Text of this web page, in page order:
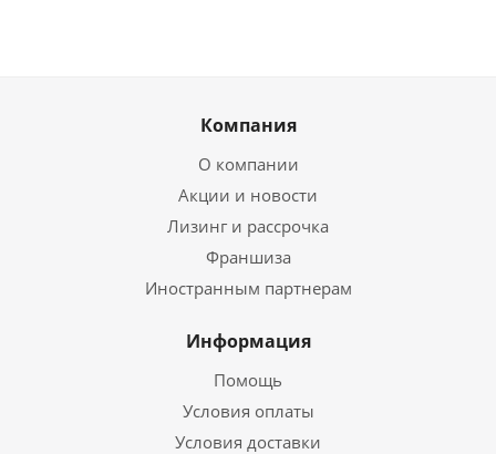
Компания
О компании
Акции и новости
Лизинг и рассрочка
Франшиза
Иностранным партнерам
Информация
Помощь
Условия оплаты
Условия доставки